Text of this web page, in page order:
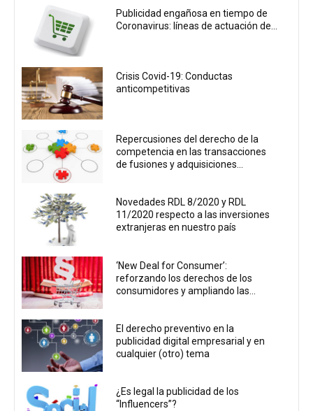
Publicidad engañosa en tiempo de
Coronavirus: líneas de actuación de...
Crisis Covid-19: Conductas
anticompetitivas
Repercusiones del derecho de la
competencia en las transacciones
de fusiones y adquisiciones...
Novedades RDL 8/2020 y RDL
11/2020 respecto a las inversiones
extranjeras en nuestro país
‘New Deal for Consumer’:
reforzando los derechos de los
consumidores y ampliando las...
El derecho preventivo en la
publicidad digital empresarial y en
cualquier (otro) tema
¿Es legal la publicidad de los
“Influencers”?